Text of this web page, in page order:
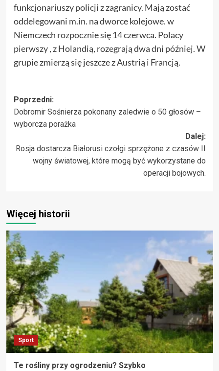
funkcjonariuszy policji z zagranicy. Mają zostać
oddelegowani m.in. na dworce kolejowe. w
Niemczech rozpocznie się 14 czerwca. Polacy
pierwszy , z Holandią, rozegrają dwa dni później. W
grupie zmierzą się jeszcze z Austrią i Francją.
Zobacz
wpisy
Poprzedni:
Dobromir Sośnierza pokonany zaledwie o 50 głosów –
wyborcza porażka
Dalej:
Rosja dostarcza Białorusi czołgi sprzężone z czasów II
wojny światowej, które mogą być wykorzystane do
operacji bojowych.
Więcej historii
Sport
Te rośliny przy ogrodzeniu? Szybko